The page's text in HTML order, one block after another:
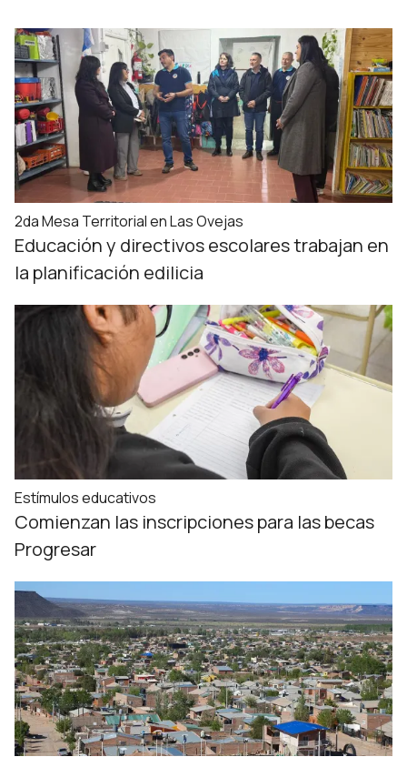
2da Mesa Territorial en Las Ovejas
Educación y directivos escolares trabajan en
la planificación edilicia
Estímulos educativos
Comienzan las inscripciones para las becas
Progresar